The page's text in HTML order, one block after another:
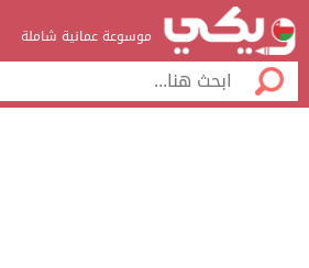
موسوعة عمانية شاملة